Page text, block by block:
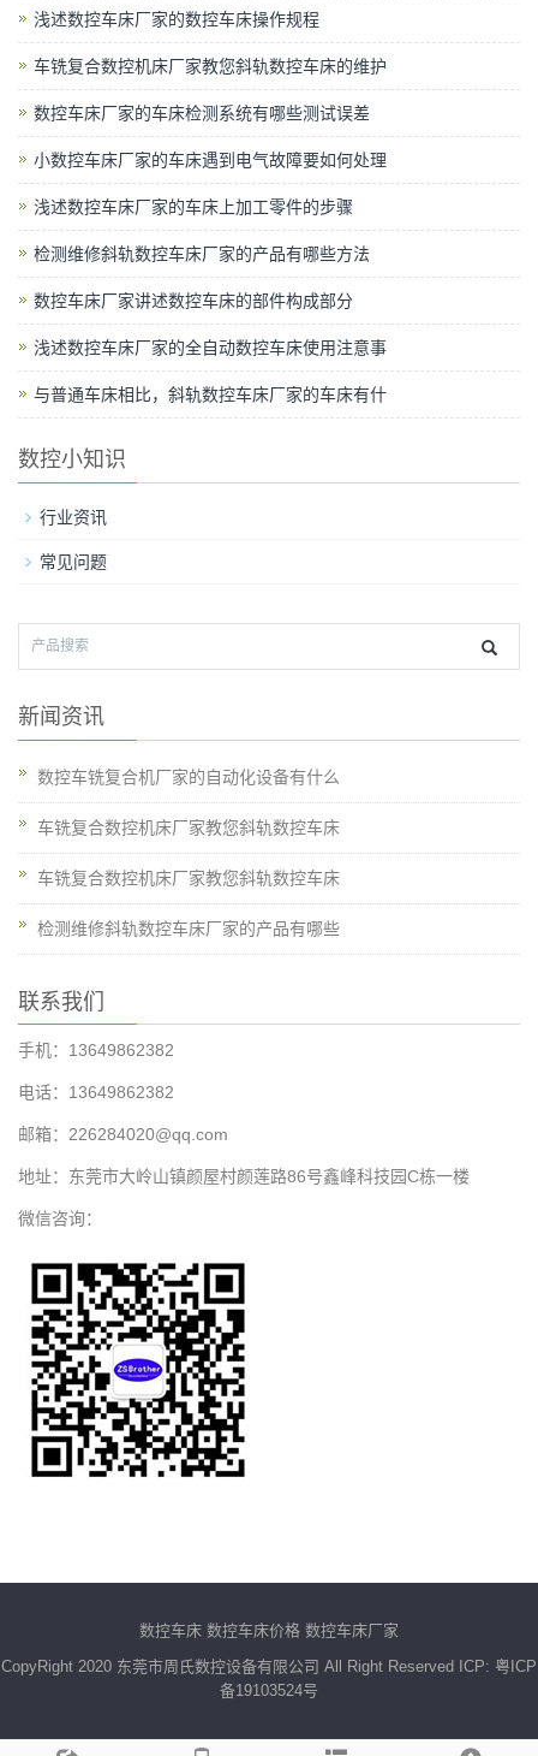
浅述数控车床厂家的数控车床操作规程
车铣复合数控机床厂家教您斜轨数控车床的维护
数控车床厂家的车床检测系统有哪些测试误差
小数控车床厂家的车床遇到电气故障要如何处理
浅述数控车床厂家的车床上加工零件的步骤
检测维修斜轨数控车床厂家的产品有哪些方法
数控车床厂家讲述数控车床的部件构成部分
浅述数控车床厂家的全自动数控车床使用注意事
与普通车床相比，斜轨数控车床厂家的车床有什
数控小知识
行业资讯
常见问题
新闻资讯
数控车铣复合机厂家的自动化设备有什么
车铣复合数控机床厂家教您斜轨数控车床
车铣复合数控机床厂家教您斜轨数控车床
检测维修斜轨数控车床厂家的产品有哪些
联系我们
手机：13649862382
电话：13649862382
邮箱：226284020@qq.com
地址：东莞市大岭山镇颜屋村颜莲路86号鑫峰科技园C栋一楼
微信咨询：
数控车床 数控车床价格 数控车床厂家
CopyRight 2020 东莞市周氏数控设备有限公司 All Right Reserved ICP: 粤ICP
备19103524号